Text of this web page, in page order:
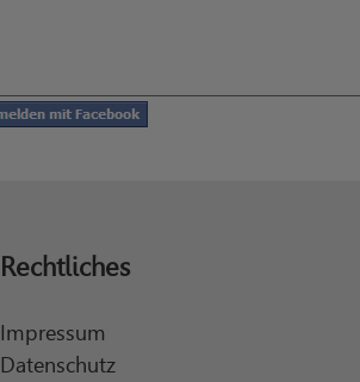
Rechtliches
Impressum
Datenschutz